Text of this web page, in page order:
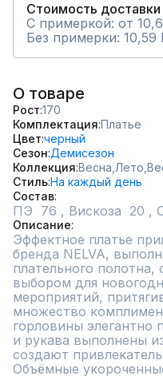
Стоимость доставки
С примеркой: от
Без примерки: 10,59
О товаре
Рост 170
Комплектация Платье
Цвет черный
Сезон Демисезон
Коллекция Весна, Лето,
СтильНа каждый день
Состав
Описание
Эффектное платье
бренда NELVA,
плательного
выбором для
мероприятий,
множество
горловины элегантно
и рукава выполнены
создают
Объёмные